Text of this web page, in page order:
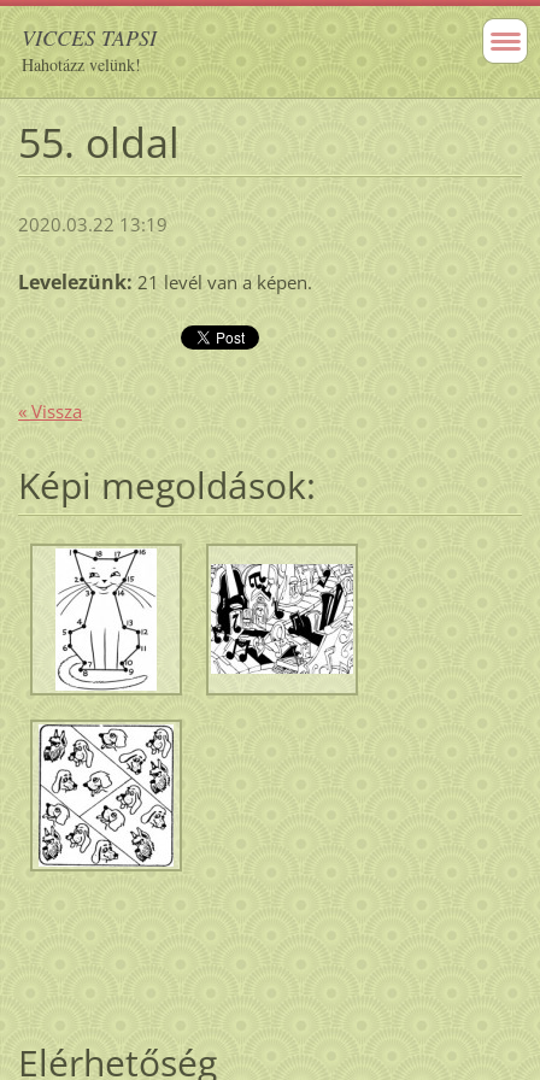
VICCES TAPSI
Hahotázz velünk!
55. oldal
2020.03.22 13:19
Levelezünk: 21 levél van a képen.
« Vissza
Képi megoldások:
Elérhetőség